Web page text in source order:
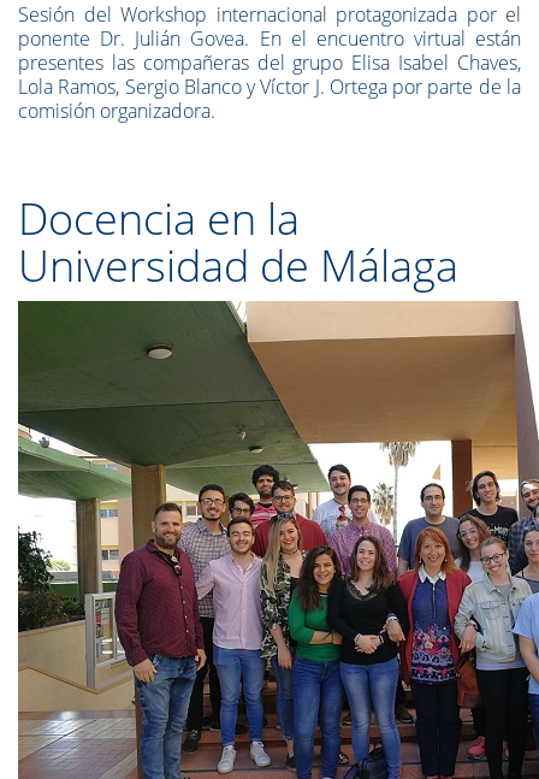
Sesión del Workshop internacional protagonizada por el
ponente Dr. Julián Govea. En el encuentro virtual están
presentes las compañeras del grupo Elisa Isabel Chaves,
Lola Ramos, Sergio Blanco y Víctor J. Ortega por parte de la
comisión organizadora.
Docencia en la
Universidad de Málaga